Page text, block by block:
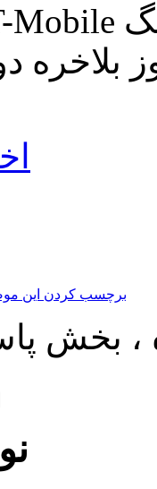
برچسب کردن این